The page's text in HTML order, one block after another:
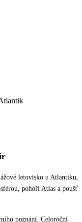
letovisko u Atlantiku,
pohoří Atlas a poušť
poznání. Celoroční